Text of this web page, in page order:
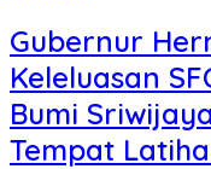
Gubernur
Keleluasan
Bumi
Tempat